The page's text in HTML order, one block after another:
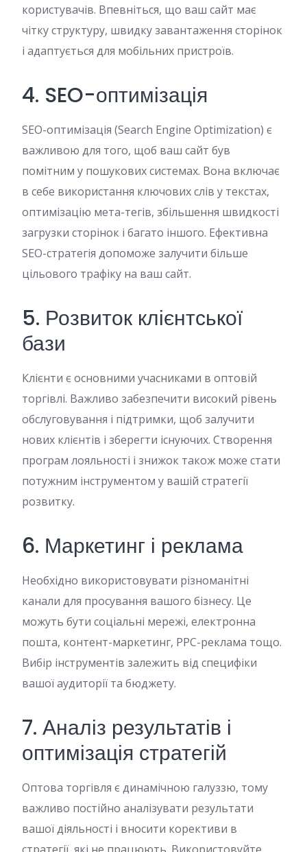
користувачів. Впевніться, що ваш сайт має
чітку структуру, швидку завантаження сторінок
і адаптується для мобільних пристроїв.
4. SEO-оптимізація
SEO-оптимізація (Search Engine Optimization) є
важливою для того, щоб ваш сайт був
помітним у пошукових системах. Вона включає
в себе використання ключових слів у текстах,
оптимізацію мета-тегів, збільшення швидкості
загрузки сторінок і багато іншого. Ефективна
SEO-стратегія допоможе залучити більше
цільового трафіку на ваш сайт.
5. Розвиток клієнтської
бази
Клієнти є основними учасниками в оптовій
торгівлі. Важливо забезпечити високий рівень
обслуговування і підтримки, щоб залучити
нових клієнтів і зберегти існуючих. Створення
програм лояльності і знижок також може стати
потужним інструментом у вашій стратегії
розвитку.
6. Маркетинг і реклама
Необхідно використовувати різноманітні
канали для просування вашого бізнесу. Це
можуть бути соціальні мережі, електронна
пошта, контент-маркетинг, PPC-реклама тощо.
Вибір інструментів залежить від специфіки
вашої аудиторії та бюджету.
7. Аналіз результатів і
оптимізація стратегій
Оптова торгівля є динамічною галуззю, тому
важливо постійно аналізувати результати
вашої діяльності і вносити корективи в